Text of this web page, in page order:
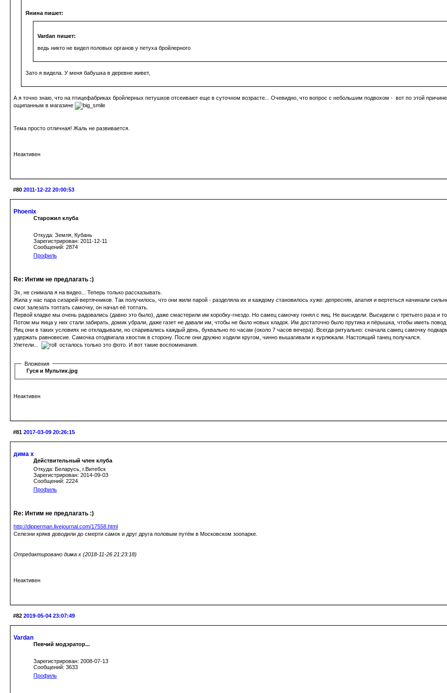
Янина пишет:
Vardan пишет:
ведь никто не видел половых органов у петуха бройлерного
Зато я видела. У меня бабушка в деревне живет,
А я точно знаю, что на птицефабриках бройлерных петушков отсеивают еще в суточном возрасте... Очевидно, что вопрос с небольшим подвохом - вот по этой
ощипанным в магазине
Тема просто отличная! Жаль не развивается.
Неактивен
#80 2011-12-22 20:00:53
Phoenix
Старожил клуба
Откуда: Земля, Кубань
Зарегистрирован: 2011-12-11
Сообщений: 2874
Профиль
Re: Интим не предлагать :)
Эх, не снимала я на видео... Теперь только рассказывать.
Жила у нас пара сизарей-вертячников. Так получилось, что они жили парой - разделяла их и каждому становилось хуже: депресняк, апатия и вертеться начинали
смог залезать топтать самочку, он начал её топтать.
Первой кладке мы очень радовались (давно это было), даже смастерили им коробку-гнездо. Но самец самочку гонял с яиц. Не высидели. Высидели с третьего раза и
Потом мы яица у них стали забирать, домик убрали, даже газет не давали им, чтобы не было новых кладок. Им достаточно было прутика и пёрышка, чтобы иметь
Яиц они в таких условиях не откладывали, но спаривались каждый день, буквально по часам (около 7 часов вечера). Всегда ритуально: сначала самец самочку
удержать равновесие. Самочка отодвигала хвостик в сторону. После они дружно ходили кругом, чинно вышагивали и курлюкали. Настоящий танец получался.
Улетели...
осталось только это фото. И вот такие воспоминания.
Вложения
Гуся и Мультик.jpg
Неактивен
#81 2017-03-09 20:26:15
дима х
Действительный член клуба
Откуда: Беларусь, г.Витебск
Зарегистрирован: 2014-09-03
Сообщений: 2224
Профиль
Re: Интим не предлагать :)
http://dipperman.livejournal.com/17558.html
Селезни крякв доводили до смерти самок и друг друга половым путём в Московском зоопарке.
Отредактировано дима х (2018-11-26 21:23:18)
Неактивен
#82 2019-05-04 23:07:49
Vardan
Певчий модэратор...
Зарегистрирован: 2008-07-13
Сообщений: 3633
Профиль